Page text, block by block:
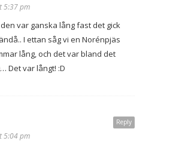
5:37 pm
den var ganska lång fast det gick
I ettan såg vi en Norénpjäs
lång, och det var bland det
Det var långt! :D
Reply
5:04 pm